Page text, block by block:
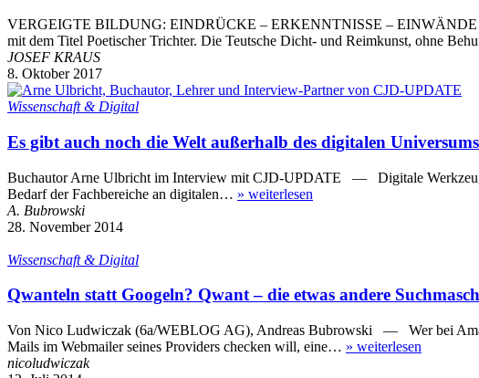
VERGEIGTE BILDUNG: EINDRÜCKE – ERKENNTNISSE – EINWÄNDE
mit dem Titel Poetischer Trichter. Die Teutsche Dicht- und Reimkunst, ohne
JOSEF KRAUS
8. Oktober 2017
Wissenschaft & Digital
Es gibt auch noch die Welt außerhalb des digitalen Universums
Buchautor Arne Ulbricht im Interview mit CJD-UPDATE — Digitale Werkzeuge
Bedarf der Fachbereiche an digitalen… » weiterlesen
A. Bubrowski
28. November 2014
Wissenschaft & Digital
Qwanteln statt Googeln? Qwant – die etwas andere
Von Nico Ludwiczak (6a/WEBLOG AG), Andreas Bubrowski — Wer bei
Mails im Webmailer seines Providers checken will, eine… » weiterlesen
nicoludwiczak